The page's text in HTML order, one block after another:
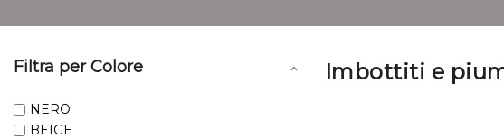
Imbottiti e
Filtra per Colore
NERO
BEIGE